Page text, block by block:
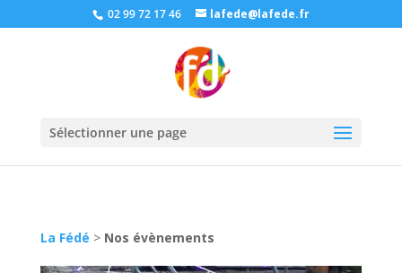
02 99 72 17 46 lafede@lafede.fr
Sélectionner une page
La Fédé > Nos évènements